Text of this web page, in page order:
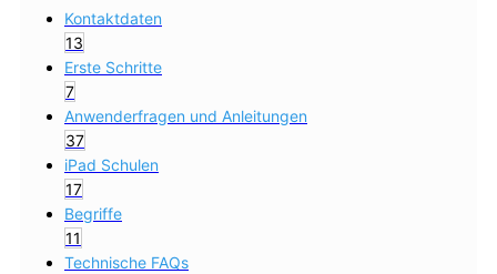
Kontaktdaten
13
Erste Schritte
7
Anwenderfragen und Anleitungen
37
iPad Schulen
17
Begriffe
11
Technische FAQs